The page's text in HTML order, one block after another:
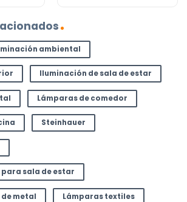
ambiental
Iluminación de sala de estar
Lámparas de comedor
Steinhauer
sala de estar
de metal Lámparas textiles